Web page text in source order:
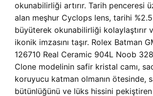
okunabilirliği artırır. Tarih penceresi
alan meşhur Cyclops lens, tarihi %2.5
büyüterek okunabilirliği kolaylaştırır
ikonik imzasını taşır. Rolex Batman
126710 Real Ceramic 904L Noob
Clone modelinin safir kristal camı,
koruyucu katman olmanın ötesinde,
bütünlüğünü ve lüks hissini